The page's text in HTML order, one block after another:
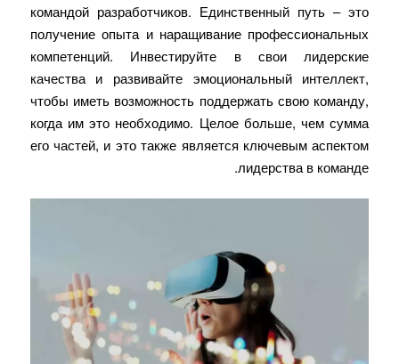
командой разработчиков. Единственный путь – это
получение опыта и наращивание профессиональных
компетенций. Инвестируйте в свои лидерские
качества и развивайте эмоциональный интеллект,
чтобы иметь возможность поддержать свою команду,
когда им это необходимо. Целое больше, чем сумма
его частей, и это также является ключевым аспектом
лидерства в команде.